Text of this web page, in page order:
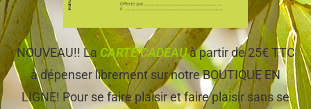
NOUVEAU!! La CARTE CADEAUà partir de 25€ TTC
à dépenser librement sur notre BOUTIQUE EN
LIGNE! Pour se faire plaisir et faire plaisir sans se